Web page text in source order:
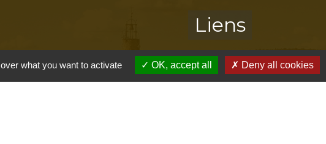
Liens
Provence Verte & Verdon
Préfecture du Var
what you want to activate OK, accept all Deny all cookies